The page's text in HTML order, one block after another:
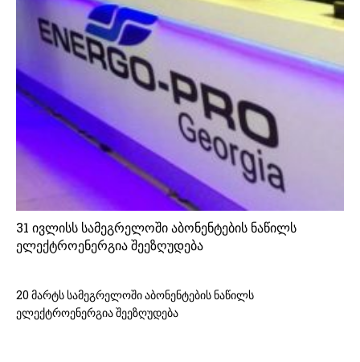
31 ივლისს სამეგრელოში აბონენტების ნაწილს
ელექტროენერგია შეეზღუდება
20 მარტს სამეგრელოში აბონენტების ნაწილს
ელექტროენერგია შეეზღუდება